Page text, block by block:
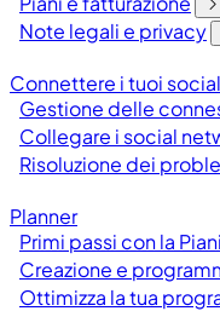
Note legali e privacy
Connettere i tuoi
Gestione delle
Collegare i social
Risoluzione dei
Planner
Primi passi con la
Creazione e
Ottimizza la tua